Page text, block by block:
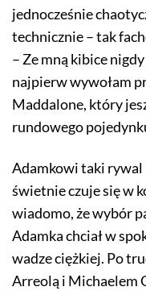
jednocześnie
technicznie – tak
– Ze mną kibice
najpierw wywołam
Maddalone, który
rundowego
Adamkowi taki rywal
świetnie czuje się w
wiadomo, że wybór
Adamka chciał w
wadze ciężkiej. Po
Arreolą i Michaelem